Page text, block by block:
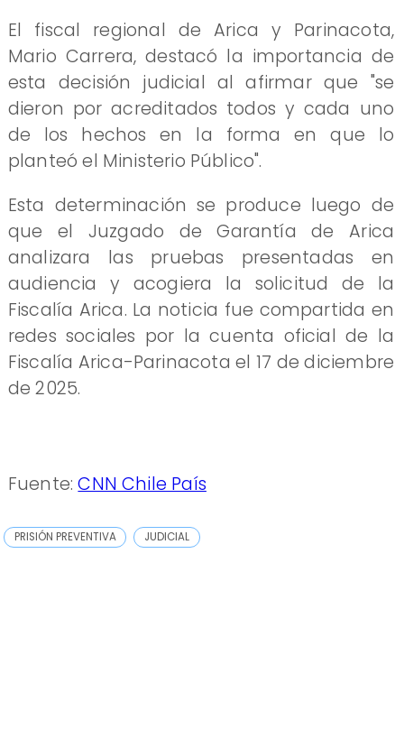
El fiscal regional de Arica y Parinacota,
Mario Carrera, destacó la importancia de
esta decisión judicial al afirmar que "se
dieron por acreditados todos y cada uno
de los hechos en la forma en que lo
planteó el Ministerio Público".
Esta determinación se produce luego de
que el Juzgado de Garantía de Arica
analizara las pruebas presentadas en
audiencia y acogiera la solicitud de la
Fiscalía Arica. La noticia fue compartida en
redes sociales por la cuenta oficial de la
Fiscalía Arica-Parinacota el 17 de diciembre
de 2025.
Fuente:CNN Chile País
PRISIÓN PREVENTIVA JUDICIAL